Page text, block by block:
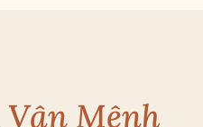
Vận Mệnh